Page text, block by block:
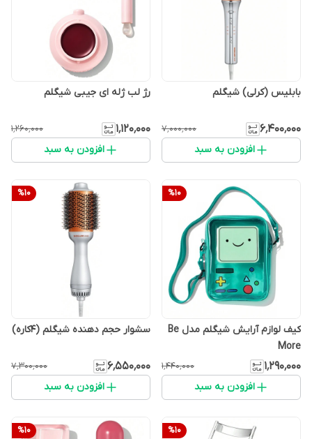
بابلیس (کرلی) شیگلم
۶٬۴۰۰٬۰۰۰ ۷٬۰۰۰٬۰۰۰
افزودن به سبد
رژ لب ژله ای جیبی شیگلم
۱٬۱۲۰٬۰۰۰ ۱٬۲۶۰٬۰۰۰
افزودن به سبد
%10
کیف لوازم آرایش شیگلم مدل Be
More
۱٬۲۹۰٬۰۰۰ ۱٬۴۴۰٬۰۰۰
افزودن به سبد
%10
سشوار حجم دهنده شیگلم (4کاره)
۶٬۵۵۰٬۰۰۰ ۷٬۳۰۰٬۰۰۰
افزودن به سبد
%10
%10